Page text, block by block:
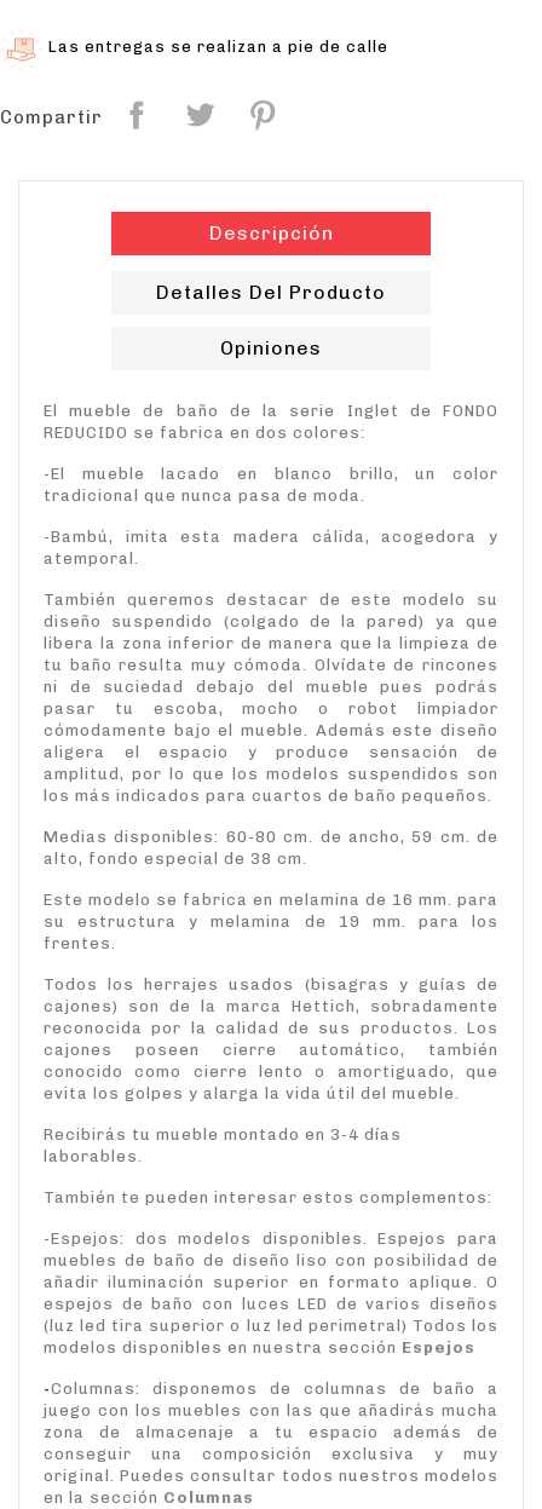
Las entregas se realizan a pie de calle
Compartir
Descripción
Detalles Del Producto
Opiniones
El mueble de baño de la serie Inglet de FONDO
REDUCIDO se fabrica en dos colores:
-El mueble lacado en blanco brillo, un color
tradicional que nunca pasa de moda.
-Bambú, imita esta madera cálida, acogedora y
atemporal.
También queremos destacar de este modelo su
diseño suspendido (colgado de la pared) ya que
libera la zona inferior de manera que la limpieza de
tu baño resulta muy cómoda. Olvídate de rincones
ni de suciedad debajo del mueble pues podrás
pasar tu escoba, mocho o robot limpiador
cómodamente bajo el mueble. Además este diseño
aligera el espacio y produce sensación de
amplitud, por lo que los modelos suspendidos son
los más indicados para cuartos de baño pequeños.
Medias disponibles: 60-80 cm. de ancho, 59 cm. de
alto, fondo especial de 38 cm.
Este modelo se fabrica en melamina de 16 mm. para
su estructura y melamina de 19 mm. para los
frentes.
Todos los herrajes usados (bisagras y guías de
cajones) son de la marca Hettich, sobradamente
reconocida por la calidad de sus productos. Los
cajones poseen cierre automático, también
conocido como cierre lento o amortiguado, que
evita los golpes y alarga la vida útil del mueble.
Recibirás tu mueble montado en 3-4 días
laborables.
También te pueden interesar estos complementos:
-Espejos: dos modelos disponibles. Espejos para
muebles de baño de diseño liso con posibilidad de
añadir iluminación superior en formato aplique. O
espejos de baño con luces LED de varios diseños
(luz led tira superior o luz led perimetral) Todos los
modelos disponibles en nuestra sección Espejos
-Columnas: disponemos de columnas de baño a
juego con los muebles con las que añadirás mucha
zona de almacenaje a tu espacio además de
conseguir una composición exclusiva y muy
original. Puedes consultar todos nuestros modelos
en la sección Columnas